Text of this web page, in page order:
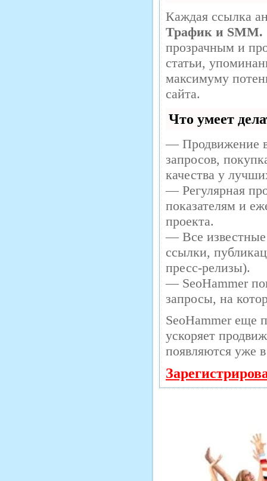
Каждая ссылка
Трафик и SMM.
прозрачным и
статьи,
максимуму
сайта.
Что умеет
— Продвижение в
запросов,
качества у
— Регулярная
показателям и
проекта.
— Все
ссылки,
пресс-релизы).
— SeoHammer
запросы, на
SeoHammer еще
ускоряет
появляются уже